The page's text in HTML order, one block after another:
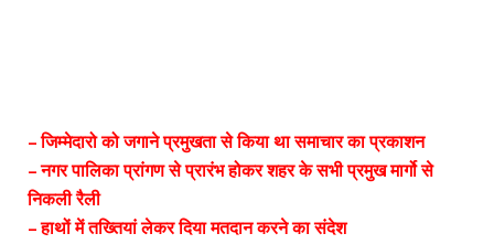
– जिम्मेदारो को जगाने प्रमुखता से किया था समाचार का प्रकाशन
– नगर पालिका प्रांगण से प्रारंभ होकर शहर के सभी प्रमुख मार्गो से
निकली रैली
– हाथों में तख्तियां लेकर दिया मतदान करने का संदेश